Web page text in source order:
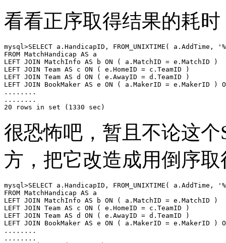
看看正序取得结果的耗时
mysql>SELECT a.HandicapID, FROM_UNIXTIME(
FROM MatchHandicap AS a
LEFT JOIN MatchInfo AS b ON ( a.MatchID = e.MatchID )
LEFT JOIN Team AS c ON ( e.HomeID = c.TeamID )
LEFT JOIN Team AS d ON ( e.AwayID = d.TeamID )
LEFT JOIN BookMaker AS e ON ( a.MakerID = e.MakerID )
........
........
很恐怖吧，暂且不论这
方，把它改造成用倒序
mysql>SELECT a.HandicapID, FROM_UNIXTIME(
FROM MatchHandicap AS a
LEFT JOIN MatchInfo AS b ON ( a.MatchID = e.MatchID )
LEFT JOIN Team AS c ON ( e.HomeID = c.TeamID )
LEFT JOIN Team AS d ON ( e.AwayID = d.TeamID )
LEFT JOIN BookMaker AS e ON ( a.MakerID = e.MakerID )
........
........